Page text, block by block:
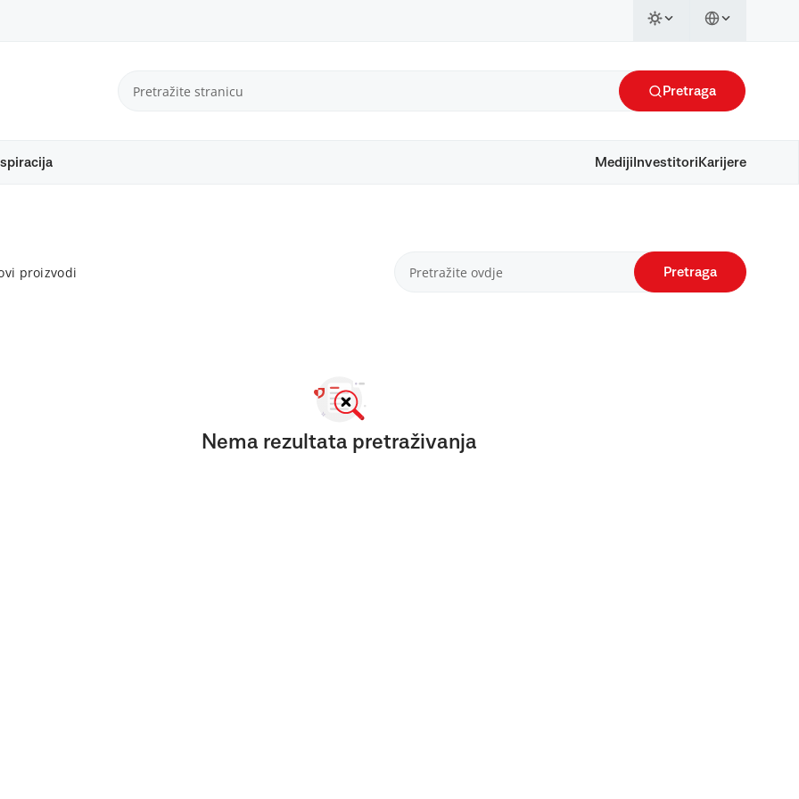
Pretraga
Mediji Investitori Karijere
proizvodi Pretraga
Nema rezultata pretraživanja